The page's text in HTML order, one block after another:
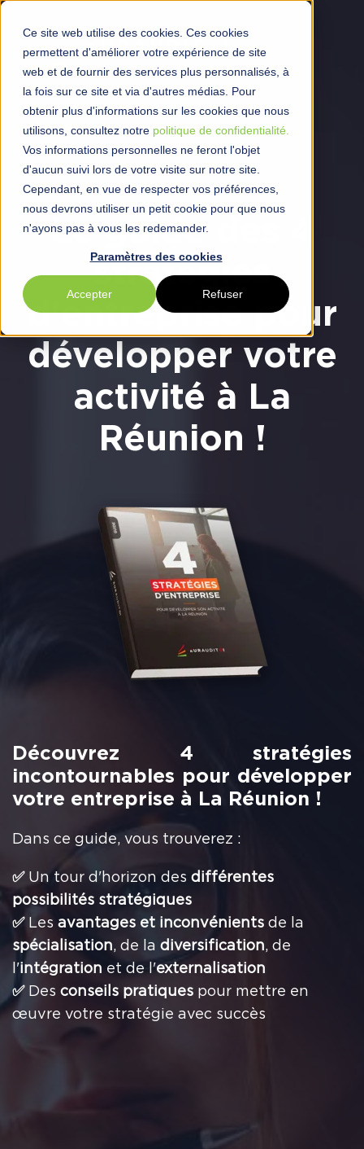
Ce site web utilise des cookies. Ces cookies
permettent d'améliorer votre expérience de site
web et de fournir des services plus personnalisés, à
la fois sur ce site et via d'autres médias. Pour
obtenir plus d'informations sur les cookies que nous
utilisons, consultez notre politique de confidentialité.
Vos informations personnelles ne feront l'objet
d'aucun suivi lors de votre visite sur notre site.
Cependant, en vue de respecter vos préférences,
nous devrons utiliser un petit cookie pour que nous
n'ayons pas à vous les redemander.
Paramètres des cookies
Accepter Refuser
Le guide des
stratégies
d'entreprise pour
développer votre
activité à La
Réunion !
Découvrez 4 stratégies
incontournables pour développer
votre entreprise à La Réunion !
Dans ce guide, vous trouverez :
✅ Un tour d'horizon des différentes
possibilités stratégiques
✅ Les avantages et inconvénients de la
spécialisation, de la diversification, de
l'intégration et de l'externalisation
✅ Des conseils pratiques pour mettre en
œuvre votre stratégie avec succès